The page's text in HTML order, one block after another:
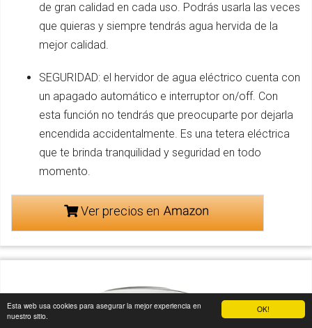
OK!
Esta web usa cookies para asegurar la mejor experiencia en
nuestro sitio.
de gran calidad en cada uso. Podrás usarla las veces
que quieras y siempre tendrás agua hervida de la
mejor calidad.
SEGURIDAD: el hervidor de agua eléctrico cuenta con
un apagado automático e interruptor on/off. Con
esta función no tendrás que preocuparte por dejarla
encendida accidentalmente. Es una tetera eléctrica
que te brinda tranquilidad y seguridad en todo
momento.
Ver precios en